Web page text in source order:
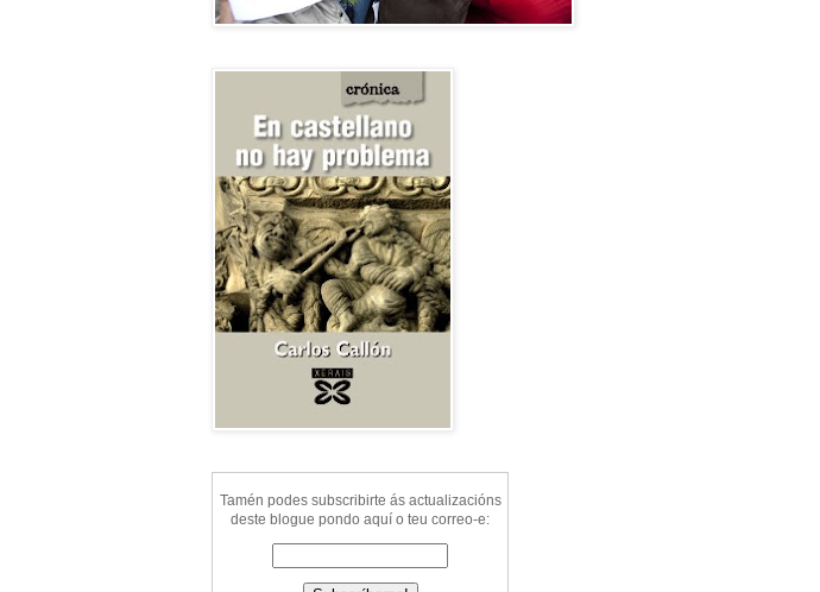
Tamén podes subscribirte ás actualizacións
deste blogue pondo aquí o teu correo-e: